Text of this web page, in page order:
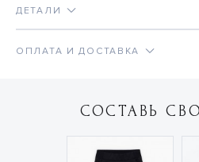
ДЕТАЛИ
ОПЛАТА И ДОСТАВКА
СОСТАВЬ